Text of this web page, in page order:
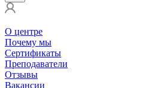
О центре
Почему мы
Сертификаты
Преподаватели
Отзывы
Вакансии